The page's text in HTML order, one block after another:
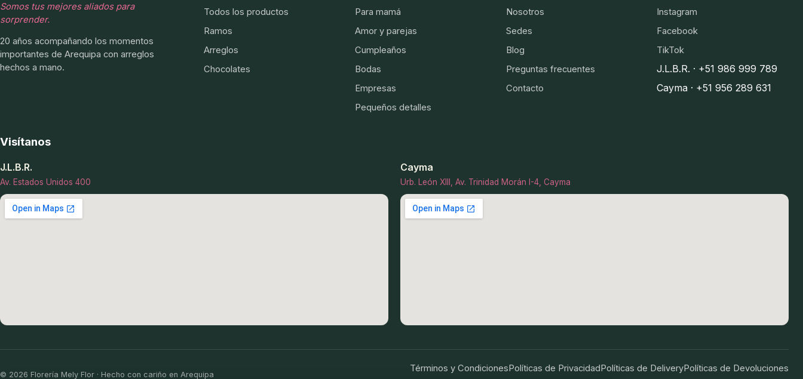
Somos tus mejores aliados para
sorprender.
20 años acompañando los momentos
importantes de Arequipa con arreglos
hechos a mano.
Todos los productos
Ramos
Arreglos
Chocolates
Para mamá
Amor y parejas
Cumpleaños
Bodas
Empresas
Pequeños detalles
Nosotros
Sedes
Blog
Preguntas frecuentes
Contacto
Instagram
Facebook
TikTok
J.L.B.R. · +51 986 999 789
Cayma · +51 956 289 631
Visítanos
J.L.B.R.
Av. Estados Unidos 400
Cayma
Urb. León XIII, Av. Trinidad Morán I-4, Cayma
© 2026 Florería Mely Flor · Hecho con cariño en Arequipa
Términos y CondicionesPolíticas de PrivacidadPolíticas de DeliveryPolíticas de Devoluciones